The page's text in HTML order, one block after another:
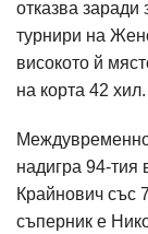
отказва
турнири на
високото й
на корта 42
надигра 94-тия
Крайнович със
съперник е